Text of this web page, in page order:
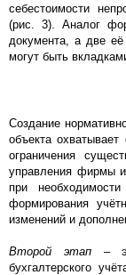
себестоимости
(рис. 3). Аналог
документа, а две
могут быть
Создание
объекта
ограничения
управления фирмы
при
формирования
изменений и
Второй этап –
бухгалтерского